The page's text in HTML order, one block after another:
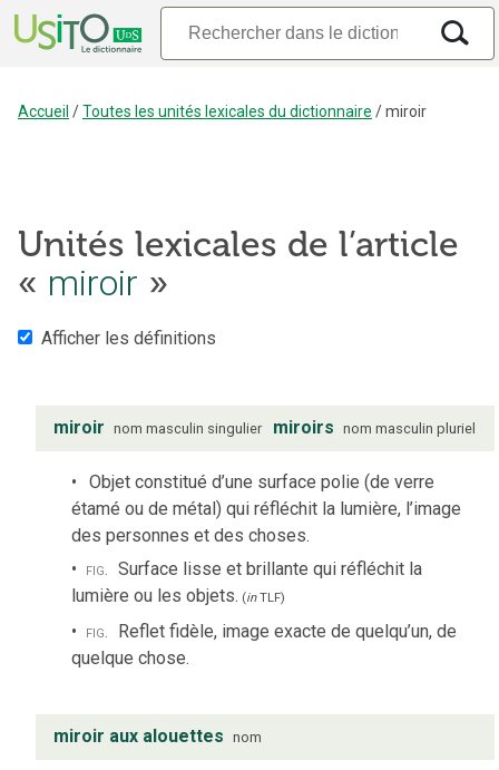
Accueil /Toutes les unités lexicales du dictionnaire /miroir
Unités lexicales de l’article
« miroir »
Afficher les définitions
miroir nom masculin singulier miroirs nom masculin pluriel
Objet constitué d’une surface polie (de verre
étamé ou de métal) qui réfléchit la lumière, l’image
des personnes et des choses.
fig. Surface lisse et brillante qui réfléchit la
lumière ou les objets. (inTLF)
fig. Reflet fidèle, image exacte de quelqu’un, de
quelque chose.
miroir aux alouettes nom